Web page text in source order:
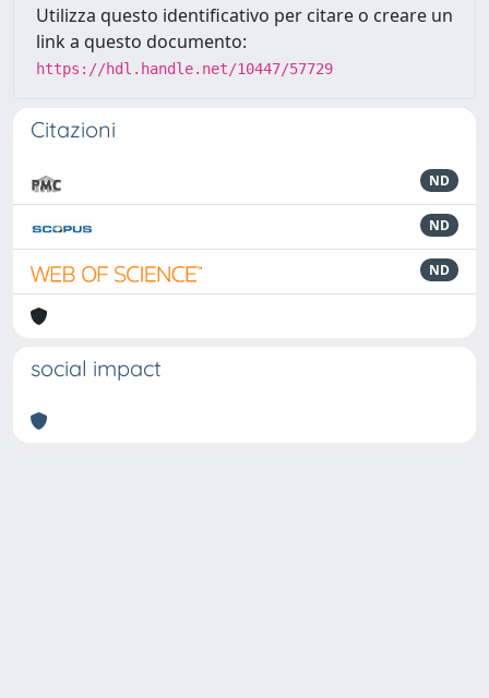
Utilizza questo identificativo per citare o creare un
link a questo documento:
https://hdl.handle.net/10447/57729
Citazioni
ND
ND
ND
social impact